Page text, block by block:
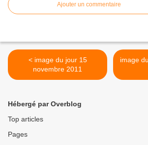
Ajouter un commentaire
< image du jour 15
novembre 2011
image
Hébergé par Overblog
Top articles
Pages